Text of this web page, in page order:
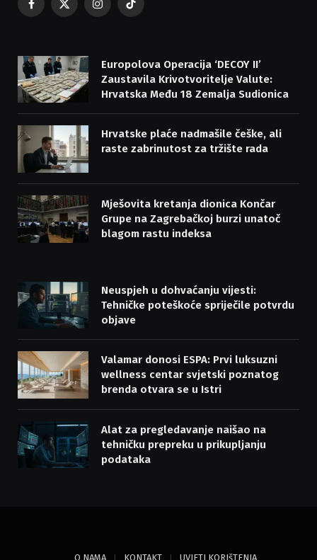
Facebook
X
Instagram
TikTok
Europolova Operacija ‘DECOY II’
Zaustavila Krivotvoritelje Valute:
Hrvatska Među 18 Zemalja Sudionica
Hrvatske plaće nadmašile češke, ali
raste zabrinutost za tržište rada
Mješovita kretanja dionica Končar
Grupe na Zagrebačkoj burzi unatoč
blagom rastu indeksa
Neuspjeh u dohvaćanju vijesti:
Tehničke poteškoće spriječile potvrdu
objave
Valamar donosi ESPA: Prvi luksuzni
wellness centar svjetski poznatog
brenda otvara se u Istri
Alat za pregledavanje naišao na
tehničku prepreku u prikupljanju
podataka
O NAMA KONTAKT UVJETI KORIšTENJA